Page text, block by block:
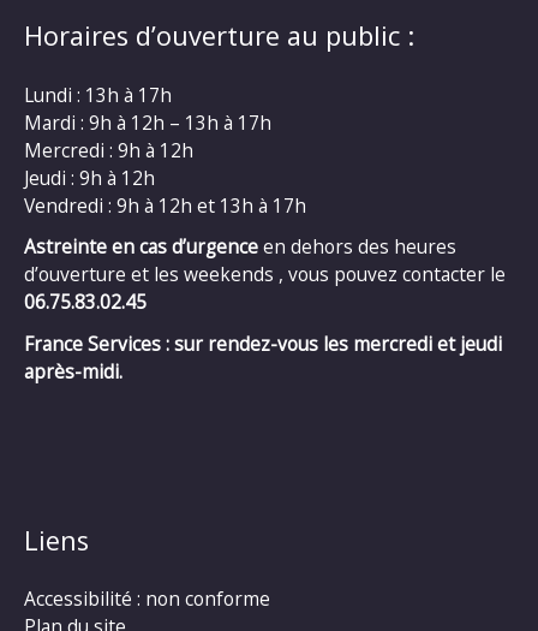
Horaires d’ouverture au public :
Lundi : 13h à 17h
Mardi : 9h à 12h – 13h à 17h
Mercredi : 9h à 12h
Jeudi : 9h à 12h
Vendredi : 9h à 12h et 13h à 17h
Astreinte en cas d’urgenceen dehors des heures
d’ouverture et les weekends , vous pouvez contacter le
06.75.83.02.45
France Services : sur rendez-vous les mercredi et jeudi
après-midi.
Liens
Accessibilité : non conforme